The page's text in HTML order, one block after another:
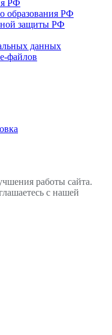
РФ
образования РФ
защиты РФ
данных
файлов
работы сайта.
с нашей